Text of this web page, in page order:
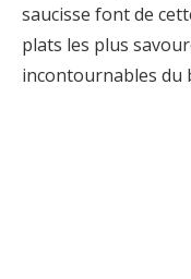
saucisse font de
plats les plus
incontournables du